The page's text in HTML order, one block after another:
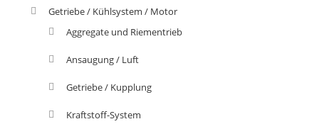
Getriebe / Kühlsystem / Motor
Aggregate und Riementrieb
Ansaugung / Luft
Getriebe / Kupplung
Kraftstoff-System